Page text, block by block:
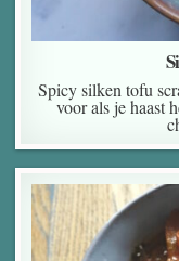
Spicy silken tofu
voor als je haast